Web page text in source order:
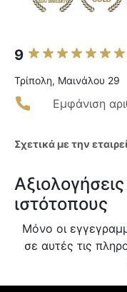
9
Τρίπολη, Μαινάλου 29
Εμφάνιση
Σχετικά με την
ιστότοπους
Μόνο οι
σε αυτές τις